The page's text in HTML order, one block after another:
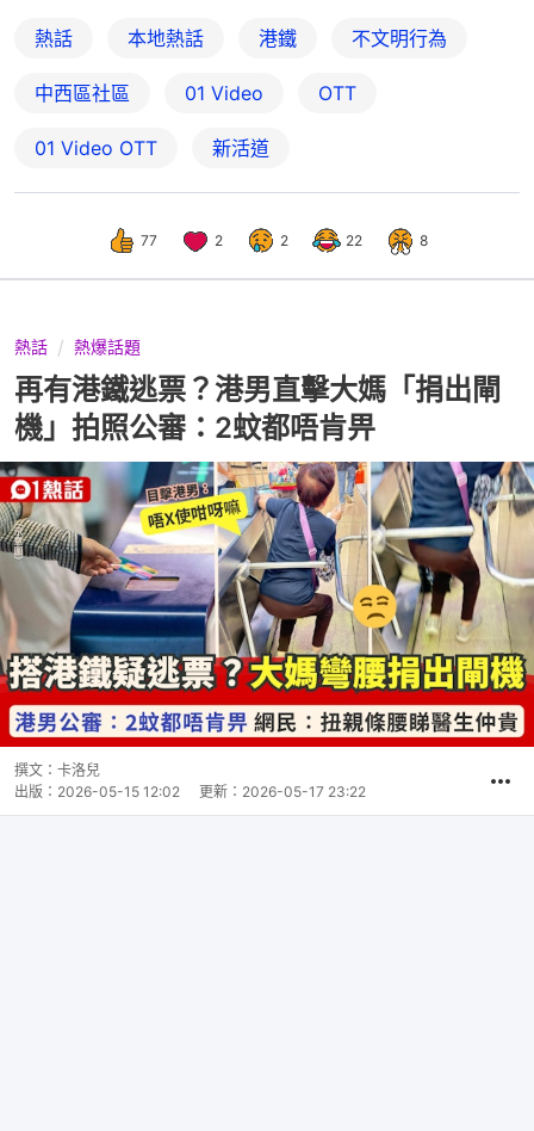
熱話 本地熱話 港鐵 不文明行為
中西區社區 01 Video OTT
01‌ ‌Video‌ ‌OTT 新活道
77 2 2 22 8
熱話 熱爆話題
再有港鐵逃票？港男直擊大媽「捐出閘
機」拍照公審：2蚊都唔肯畀
撰文： 卡洛兒
出版： 2026-05-15 12:02 更新： 2026-05-17 23:22